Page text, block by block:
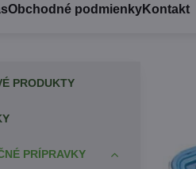
Obchodné podmienkyKontakt
PRODUKTY
PRÍPRAVKY